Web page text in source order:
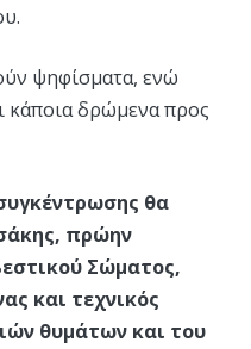
ψηφίσματα, ενώ
κάποια δρώμενα προς
θα
πρώην
Σώματος,
και τεχνικός
θυμάτων και του